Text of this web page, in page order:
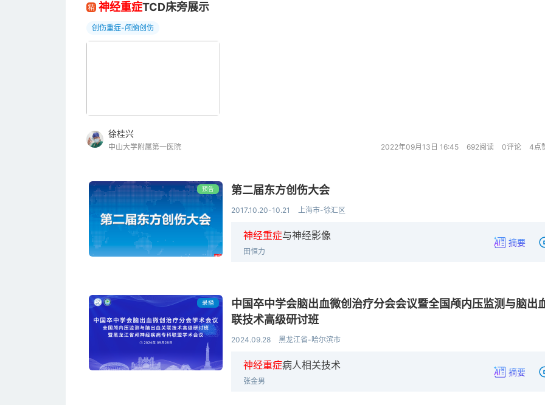
神经重症TCD床旁展示
创伤重症-颅脑创伤
徐桂兴
中山大学附属第一医院 2022年09月13日 16:45 692阅读 0评论 4点
预告 第二届东方创伤大会
2017.10.20-10.21 上海市-徐汇区
神经重症与神经影像
田恒力
摘要
录播
中国卒中学会脑出血微创治疗分会会议暨全国颅内压监测与脑出
联技术高级研讨班
2024.09.28 黑龙江省-哈尔滨市
神经重症病人相关技术
张金男
摘要